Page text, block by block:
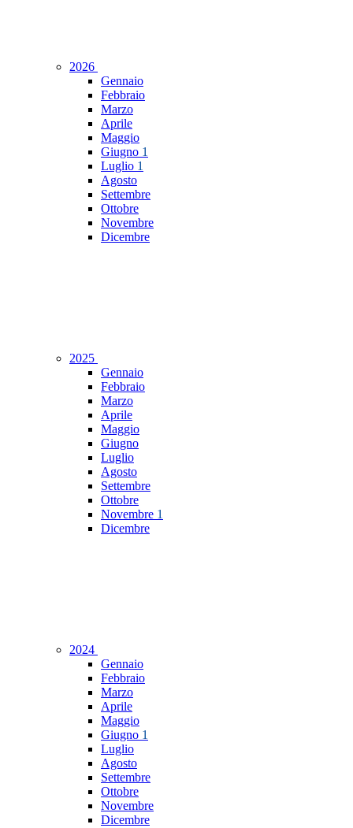
2026
Gennaio
Febbraio
Marzo
Aprile
Maggio
Giugno 1
Luglio 1
Agosto
Settembre
Ottobre
Novembre
Dicembre
2025
Gennaio
Febbraio
Marzo
Aprile
Maggio
Giugno
Luglio
Agosto
Settembre
Ottobre
Novembre 1
Dicembre
2024
Gennaio
Febbraio
Marzo
Aprile
Maggio
Giugno 1
Luglio
Agosto
Settembre
Ottobre
Novembre
Dicembre